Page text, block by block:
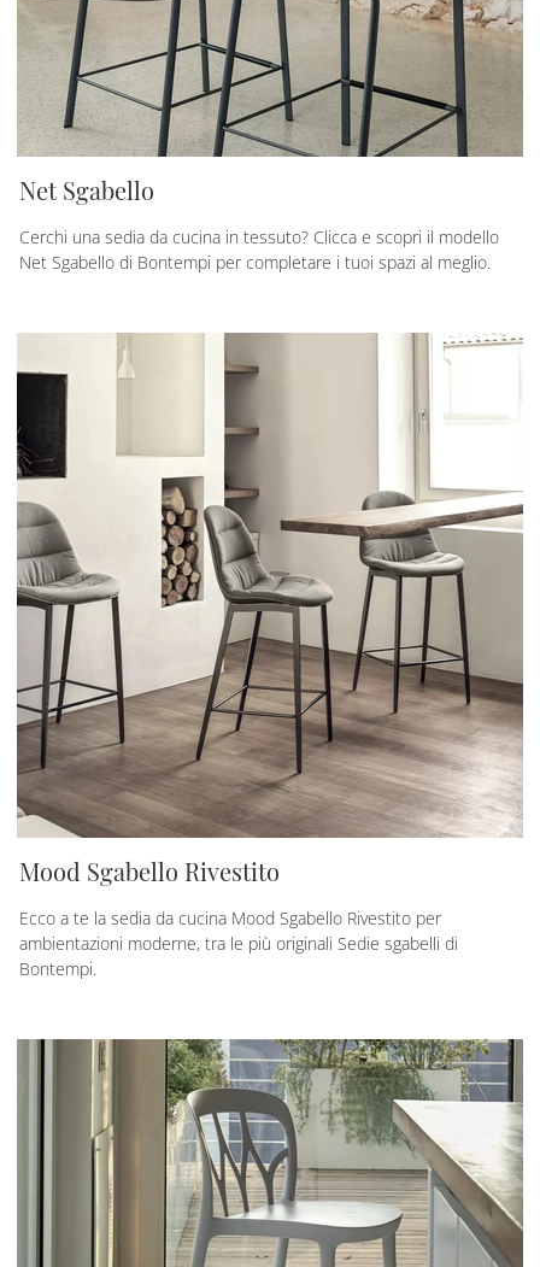
Net Sgabello
Cerchi una sedia da cucina in tessuto? Clicca e scopri il modello
Net Sgabello di Bontempi per completare i tuoi spazi al meglio.
Mood Sgabello Rivestito
Ecco a te la sedia da cucina Mood Sgabello Rivestito per
ambientazioni moderne, tra le più originali Sedie sgabelli di
Bontempi.